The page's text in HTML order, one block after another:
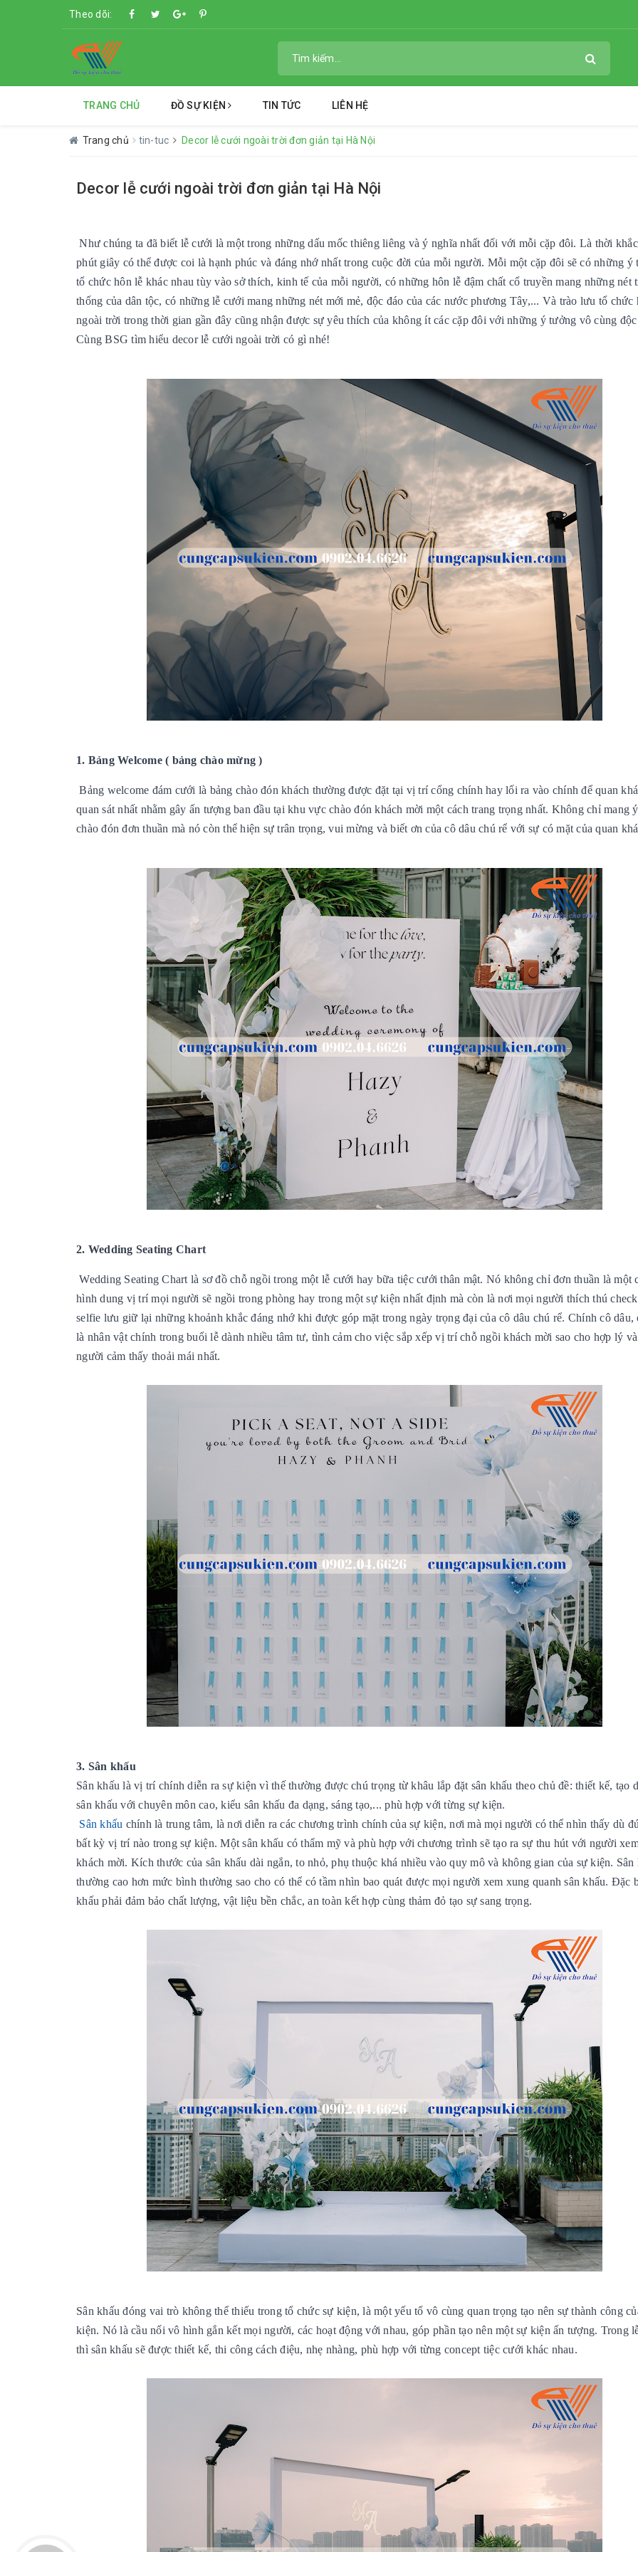
Theo dõi:
TRANG CHỦ ĐỒ SỰ KIỆN TIN TỨC LIÊN HỆ
Trang chủ tin-tuc Decor lễ cưới ngoài trời đơn giản tại Hà Nội
Decor lễ cưới ngoài trời đơn giản tại Hà Nội
Như chúng ta đã biết lễ cưới là một trong những dấu mốc thiêng liêng và ý nghĩa nhất đối với mỗi cặp đôi. Là thời
phút giây có thể được coi là hạnh phúc và đáng nhớ nhất trong cuộc đời của mỗi người. Mỗi một cặp đôi sẽ có những ý
tổ chức hôn lễ khác nhau tùy vào sở thích, kinh tế của mỗi người, có những hôn lễ đậm chất cổ truyền mang những nét
thống của dân tộc, có những lễ cưới mang những nét mới mẻ, độc đáo của các nước phương Tây,... Và trào lưu tổ chức
ngoài trời trong thời gian gần đây cũng nhận được sự yêu thích của không ít các cặp đôi với những ý tưởng vô cùng độc
Cùng BSG tìm hiểu decor lễ cưới ngoài trời có gì nhé!
1. Bảng Welcome ( bảng chào mừng )
Bảng welcome đám cưới là bảng chào đón khách thường được đặt tại vị trí cổng chính hay lối ra vào chính để quan
quan sát nhất nhằm gây ấn tượng ban đầu tại khu vực chào đón khách mời một cách trang trọng nhất. Không chỉ mang
chào đón đơn thuần mà nó còn thể hiện sự trân trọng, vui mừng và biết ơn của cô dâu chú rể với sự có mặt của quan
2. Wedding Seating Chart
Wedding Seating Chart là sơ đồ chỗ ngồi trong một lễ cưới hay bữa tiệc cưới thân mật. Nó không chỉ đơn thuần là một
hình dung vị trí mọi người sẽ ngồi trong phòng hay trong một sự kiện nhất định mà còn là nơi mọi người thích thú
selfie lưu giữ lại những khoảnh khắc đáng nhớ khi được góp mặt trong ngày trọng đại của cô dâu chú rể. Chính cô dâu,
là nhân vật chính trong buổi lễ dành nhiều tâm tư, tình cảm cho việc sắp xếp vị trí chỗ ngồi khách mời sao cho hợp lý
người cảm thấy thoải mái nhất.
3. Sân khấu
Sân khấu là vị trí chính diễn ra sự kiện vì thế thường được chú trọng từ khâu lắp đặt sân khấu theo chủ đề: thiết kế, tạo
sân khấu với chuyên môn cao, kiểu sân khấu đa dạng, sáng tạo,... phù hợp với từng sự kiện.
Sân khấu chính là trung tâm, là nơi diễn ra các chương trình chính của sự kiện, nơi mà mọi người có thể nhìn thấy dù
bất kỳ vị trí nào trong sự kiện. Một sân khấu có thẩm mỹ và phù hợp với chương trình sẽ tạo ra sự thu hút với người
khách mời. Kích thước của sân khấu dài ngắn, to nhỏ, phụ thuộc khá nhiều vào quy mô và không gian của sự kiện. Sân
thường cao hơn mức bình thường sao cho có thể có tầm nhìn bao quát được mọi người xem xung quanh sân khấu. Đặc
khấu phải đảm bảo chất lượng, vật liệu bền chắc, an toàn kết hợp cùng thảm đỏ tạo sự sang trọng.
Sân khấu đóng vai trò không thể thiếu trong tổ chức sự kiện, là một yếu tố vô cùng quan trọng tạo nên sự thành công
kiện. Nó là cầu nối vô hình gắn kết mọi người, các hoạt động với nhau, góp phần tạo nên một sự kiện ấn tượng. Trong
thì sân khấu sẽ được thiết kế, thi công cách điệu, nhẹ nhàng, phù hợp với từng concept tiệc cưới khác nhau.